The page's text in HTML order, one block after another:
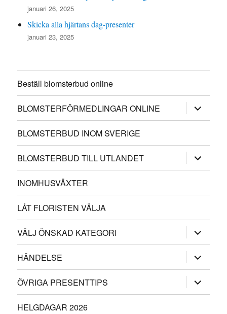
januari 26, 2025
Skicka alla hjärtans dag-presenter
januari 23, 2025
Beställ blomsterbud online
BLOMSTERFÖRMEDLINGAR ONLINE
BLOMSTERBUD INOM SVERIGE
BLOMSTERBUD TILL UTLANDET
INOMHUSVÄXTER
LÅT FLORISTEN VÄLJA
VÄLJ ÖNSKAD KATEGORI
HÄNDELSE
ÖVRIGA PRESENTTIPS
HELGDAGAR 2026